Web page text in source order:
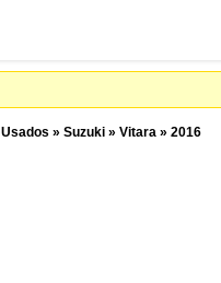
Usados » Suzuki » Vitara » 2016